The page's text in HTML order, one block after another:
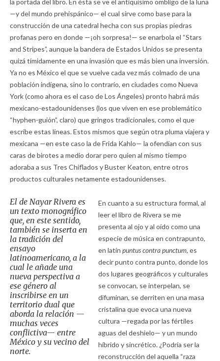
la portada del libro. En ésta se ve el antiquísimo ombligo de la luna
—y del mundo prehispánico— el cual sirve como base para la
construcción de una catedral hecha con sus propias piedras
profanas pero en donde —¡oh sorpresa!— se enarbola el “Stars
and Stripes”, aunque la bandera de Estados Unidos se presenta
quizá tímidamente en una invasión que es más bien una inversión.
Ya no es México el que se vuelve cada vez más colmado de una
población indígena, sino lo contrario, en ciudades como Nueva
York (como ahora es el caso de Los Ángeles) pronto habrá más
mexicano-estadounidenses (los que viven en ese problemático
“hyphen-guión”, claro) que gringos tradicionales, como el que
escribe estas líneas. Estos mismos que según otra pluma viajera y
mexicana —en este caso la de Frida Kahlo— la ofendían con sus
caras de birotes a medio dorar pero quien al mismo tiempo
adoraba a sus Tres Chiflados y Buster Keaton, entre otros
productos culturales netamente estadounidenses.
El de Nayar Rivera es
un texto monográfico
que, en este sentido,
también se inserta en
la tradición del
ensayo
latinoamericano, a la
cual le añade una
nueva perspectiva a
ese género al
inscribirse en un
territorio dual que
aborda la relación —
muchas veces
conflictiva— entre
México y su vecino del
norte.
En cuanto a su estructura formal, al
leer el libro de Rivera se me
presenta al ojo y al oído como una
especie de música en contrapunto,
en latín puntus contra punctum, es
decir punto contra punto, donde los
dos lugares geográficos y culturales
se convocan, se interpelan, se
difuminan, se derriten en una masa
cristalina que evoca una nueva
cultura —regada por las fértiles
aguas del deshielo— y un mundo
híbrido y sincrético. ¿Podría ser la
reconstrucción del aquella “raza